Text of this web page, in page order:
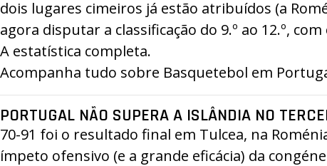
dois lugares cimeiros já estão atribuídos (a
agora disputar a classificação do 9.º ao 12.º,
A estatística completa.
Acompanha tudo sobre Basquetebol em
PORTUGAL NÃO SUPERA A ISLÂNDIA NO
70-91 foi o resultado final em Tulcea, na
ímpeto ofensivo (e a grande eficácia) da